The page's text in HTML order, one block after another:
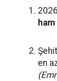
en